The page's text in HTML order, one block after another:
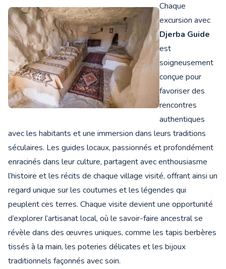
Chaque
excursion avec
Djerba Guide
est
soigneusement
conçue pour
favoriser des
rencontres
authentiques
avec les habitants et une immersion dans leurs traditions
séculaires. Les guides locaux, passionnés et profondément
enracinés dans leur culture, partagent avec enthousiasme
l’histoire et les récits de chaque village visité, offrant ainsi un
regard unique sur les coutumes et les légendes qui
peuplent ces terres. Chaque visite devient une opportunité
d’explorer l’artisanat local, où le savoir-faire ancestral se
révèle dans des œuvres uniques, comme les tapis berbères
tissés à la main, les poteries délicates et les bijoux
traditionnels façonnés avec soin.